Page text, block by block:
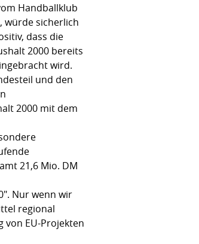
Handballklub
würde sicherlich
dass die
2000 bereits
wird.
und den
2000 mit dem
21,6 Mio. DM
Nur wenn wir
regional
von EU-Projekten